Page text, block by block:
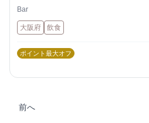
Bar
大阪府 飲食
ポイント最大オフ
前へ